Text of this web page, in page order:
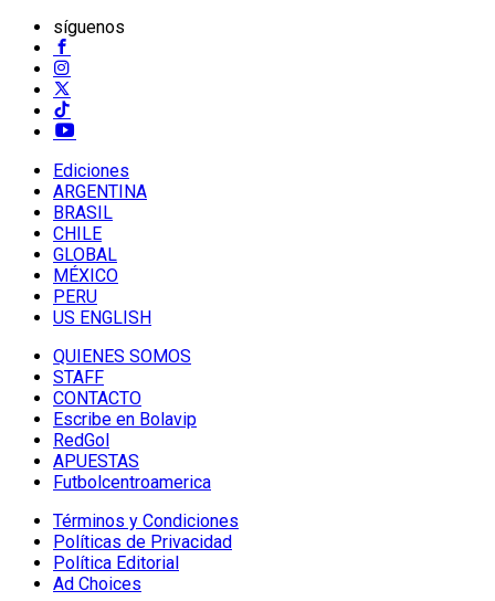
síguenos
Ediciones
ARGENTINA
BRASIL
CHILE
GLOBAL
MÉXICO
PERU
US ENGLISH
QUIENES SOMOS
STAFF
CONTACTO
Escribe en Bolavip
RedGol
APUESTAS
Futbolcentroamerica
Términos y Condiciones
Políticas de Privacidad
Política Editorial
Ad Choices